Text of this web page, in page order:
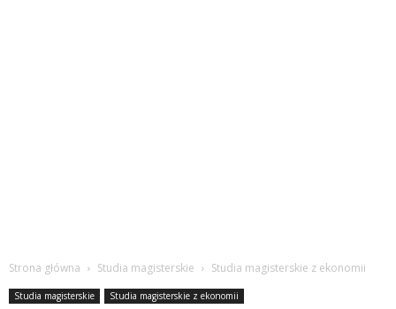
Strona główna Studia magisterskie Studia magisterskie z ekonomii
Studia magisterskie Studia magisterskie z ekonomii